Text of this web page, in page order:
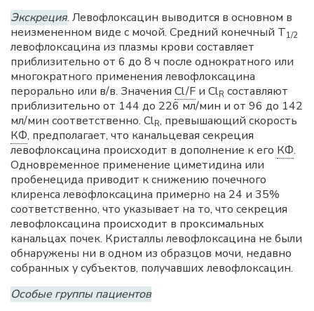
Экскреция. Левофлоксацин выводится в основном в
неизмененном виде с мочой. Средний конечный Т1/2
левофлоксацина из плазмы крови составляет
приблизительно от 6 до 8 ч после однократного или
многократного применения левофлоксацина
перорально или в/в. Значения Cl/F и ClR составляют
приблизительно от 144 до 226 мл/мин и от 96 до 142
мл/мин соответственно. ClR, превышающий скорость
КФ, предполагает, что канальцевая секреция
левофлоксацина происходит в дополнение к его КФ.
Одновременное применение циметидина или
пробенецида приводит к снижению почечного
клиренса левофлоксацина примерно на 24 и 35%
соответственно, что указывает на то, что секреция
левофлоксацина происходит в проксимальных
канальцах почек. Кристаллы левофлоксацина не были
обнаружены ни в одном из образцов мочи, недавно
собранных у субъектов, получавших левофлоксацин.
Особые группы пациентов